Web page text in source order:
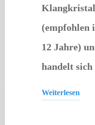
(empfohlen
12 Jahre)
handelt
Weiterlesen